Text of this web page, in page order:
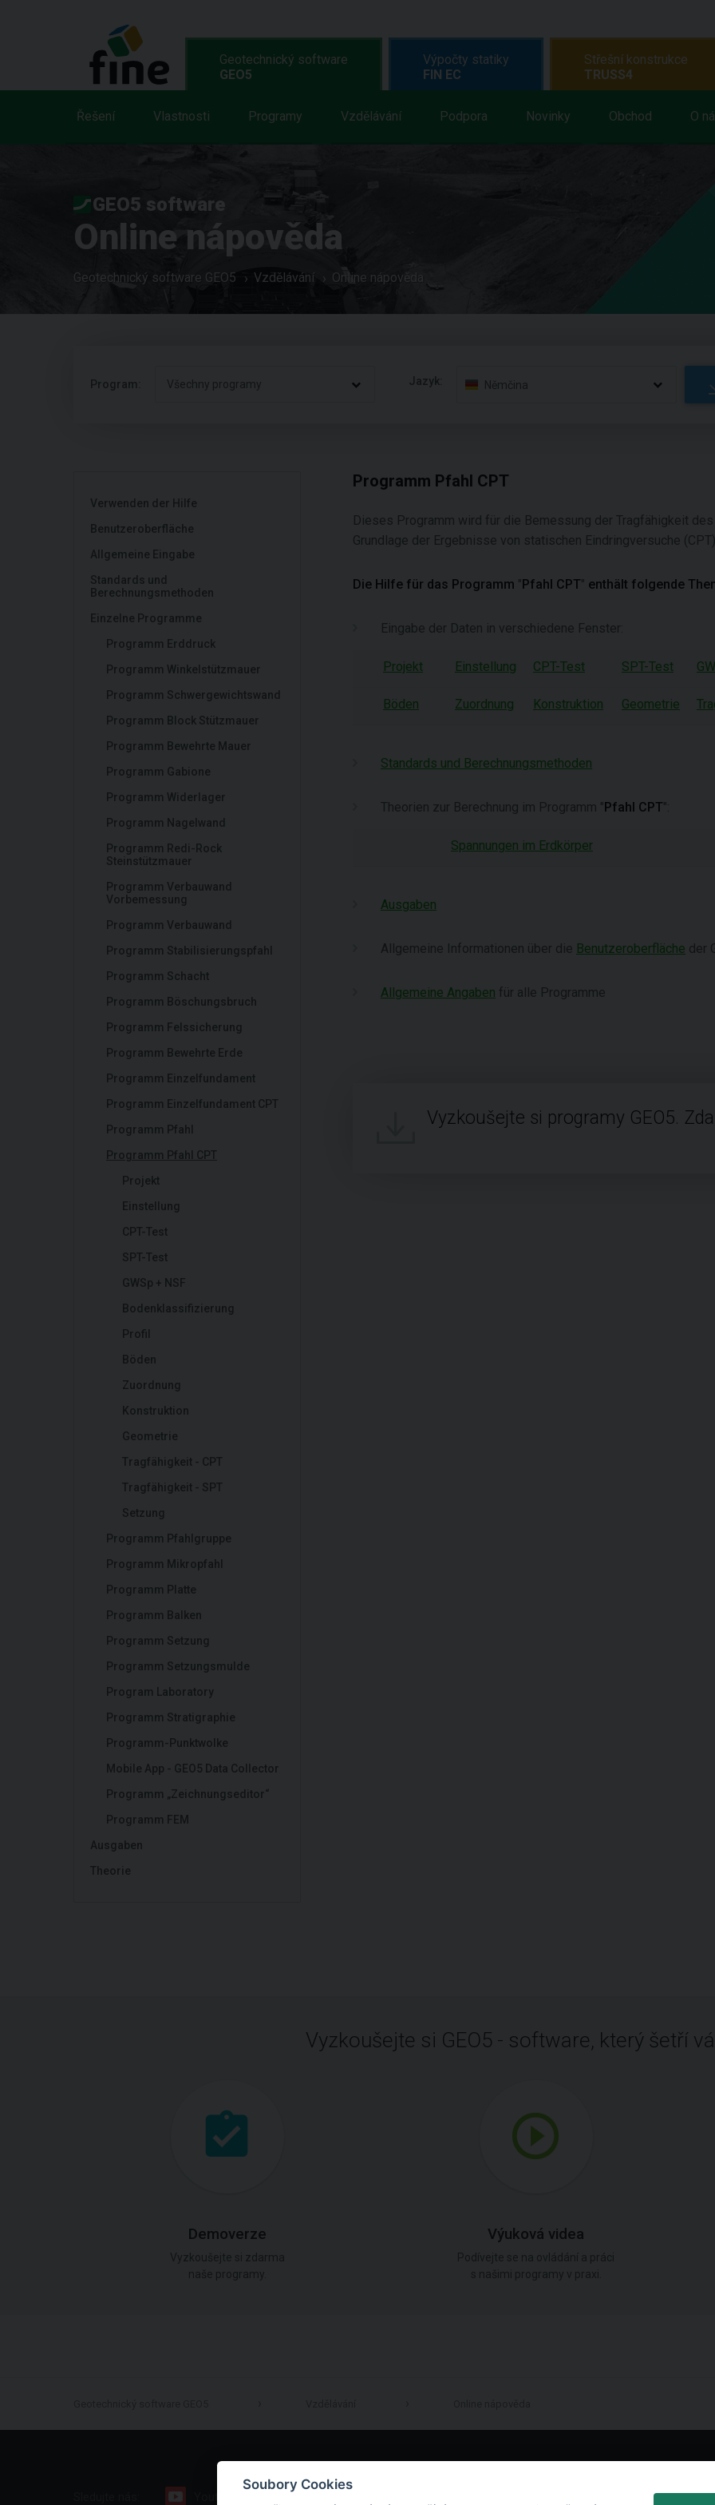
Geotechnický software
GEO5
Řešení Vlastnosti Programy Vzdělávání Podpora Novinky Obchod O
Výpočty statiky
FIN EC
Střešní konstrukce
TRUSS4
GEO5 software
Online nápověda
Geotechnický software GEO5 Vzdělávání Online nápověda
Program: Všechny programy Jazyk: Němčina
Verwenden der Hilfe
Benutzeroberfläche
Allgemeine Eingabe
Standards und
Berechnungsmethoden
Einzelne Programme
Programm Erddruck
Programm Winkelstützmauer
Programm Schwergewichtswand
Programm Block Stützmauer
Programm Bewehrte Mauer
Programm Gabione
Programm Widerlager
Programm Nagelwand
Programm Redi-Rock
Steinstützmauer
Programm Verbauwand
Vorbemessung
Programm Verbauwand
Programm Stabilisierungspfahl
Programm Schacht
Programm Böschungsbruch
Programm Felssicherung
Programm Bewehrte Erde
Programm Einzelfundament
Programm Einzelfundament CPT
Programm Pfahl
Programm Pfahl CPT
Projekt
Einstellung
CPT-Test
SPT-Test
GWSp + NSF
Bodenklassifizierung
Profil
Böden
Zuordnung
Konstruktion
Geometrie
Tragfähigkeit - CPT
Tragfähigkeit - SPT
Setzung
Programm Pfahlgruppe
Programm Mikropfahl
Programm Platte
Programm Balken
Programm Setzung
Programm Setzungsmulde
Program Laboratory
Programm Stratigraphie
Programm-Punktwolke
Mobile App - GEO5 Data Collector
Programm „Zeichnungseditor“
Programm FEM
Ausgaben
Theorie
Programm Pfahl CPT
Dieses Programm wird für die Bemessung der Tragfähigkeit
Grundlage der Ergebnisse von statischen Eindringversuche
Die Hilfe für das Programm "Pfahl CPT" enthält folgende
Eingabe der Daten in verschiedene Fenster:
Projekt Einstellung CPT-Test SPT-Test
Böden Zuordnung Konstruktion Geometrie
Standards und Berechnungsmethoden
Theorien zur Berechnung im Programm "Pfahl CPT":
Spannungen im Erdkörper
Ausgaben
Allgemeine Informationen über die Benutzeroberfläche der
Allgemeine Angaben für alle Programme
Vyzkoušejte si programy GEO5.
Vyzkoušejte si GEO5 - software, který šetří
Demoverze Výuková videa
Soubory Cookies